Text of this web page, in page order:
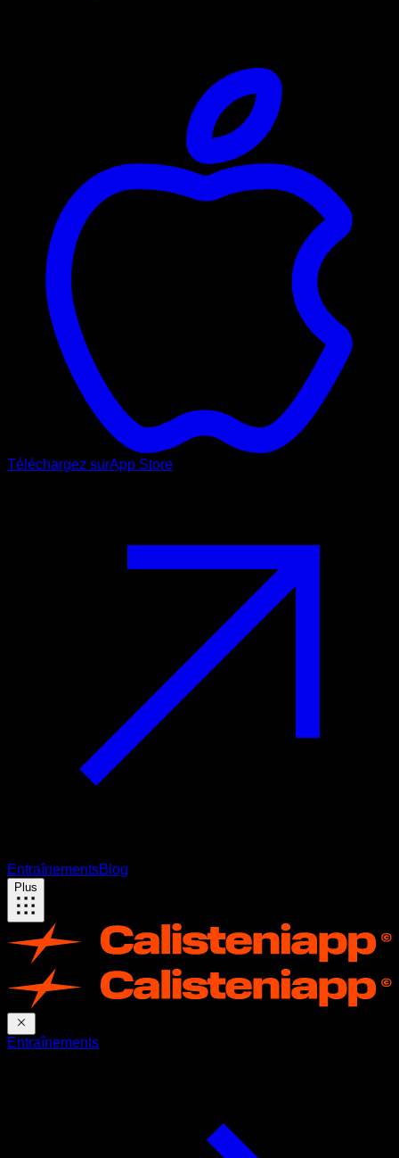
Téléchargez surApp Store
EntraînementsBlog
Plus
Entraînements